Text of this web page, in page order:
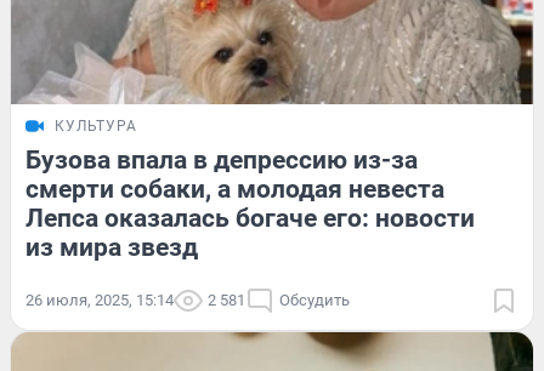
КУЛЬТУРА
Бузова впала в депрессию из-за
смерти собаки, а молодая невеста
Лепса оказалась богаче его: новости
из мира звезд
26 июля, 2025, 15:14 2 581 Обсудить